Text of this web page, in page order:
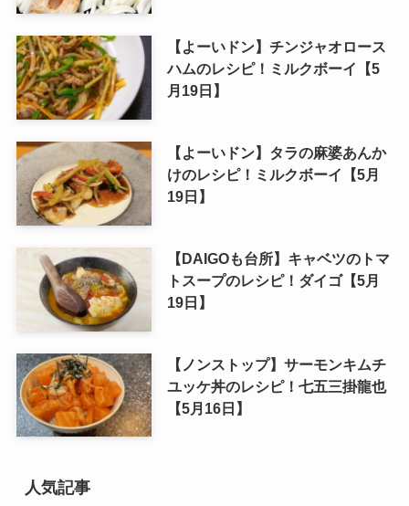
【よーいドン】チンジャオロース
ハムのレシピ！ミルクボーイ【5
月19日】
【よーいドン】タラの麻婆あんか
けのレシピ！ミルクボーイ【5月
19日】
【DAIGOも台所】キャベツのトマ
トスープのレシピ！ダイゴ【5月
19日】
【ノンストップ】サーモンキムチ
ユッケ丼のレシピ！七五三掛龍也
【5月16日】
人気記事